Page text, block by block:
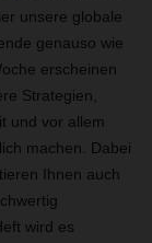
unsere globale
genauso wie
erscheinen
Strategien,
und vor allem
machen. Dabei
Ihnen auch
wird es